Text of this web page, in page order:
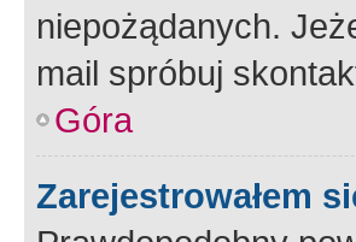
niepożądanych.
mail spróbuj
Góra
Zarejestrowałem